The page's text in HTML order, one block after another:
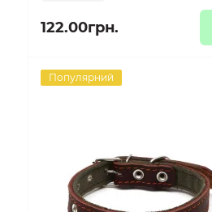
122.00грн.
Популярний